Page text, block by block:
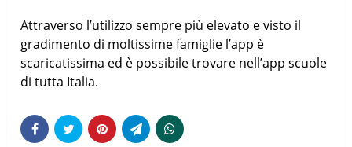
Attraverso l’utilizzo sempre più elevato e visto il
gradimento di moltissime famiglie l’app è
scaricatissima ed è possibile trovare nell’app scuole
di tutta Italia.